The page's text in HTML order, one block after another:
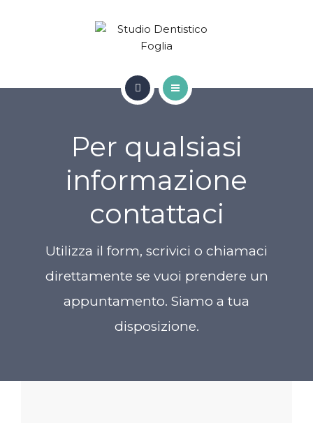
RICHIEDI APPUNTAMENTO
Per qualsiasi
informazione
contattaci
Utilizza il form, scrivici o chiamaci
direttamente se vuoi prendere un
appuntamento. Siamo a tua
disposizione.